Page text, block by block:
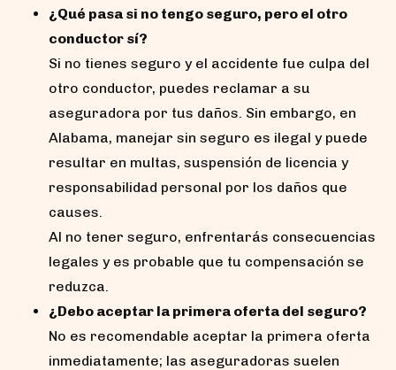
¿Qué pasa si no tengo seguro, pero el otro
conductor sí?
Si no tienes seguro y el accidente fue culpa del
otro conductor, puedes reclamar a su
aseguradora por tus daños. Sin embargo, en
Alabama, manejar sin seguro es ilegal y puede
resultar en multas, suspensión de licencia y
responsabilidad personal por los daños que
causes.
Al no tener seguro, enfrentarás consecuencias
legales y es probable que tu compensación se
reduzca.
¿Debo aceptar la primera oferta del seguro?
No es recomendable aceptar la primera oferta
inmediatamente; las aseguradoras suelen